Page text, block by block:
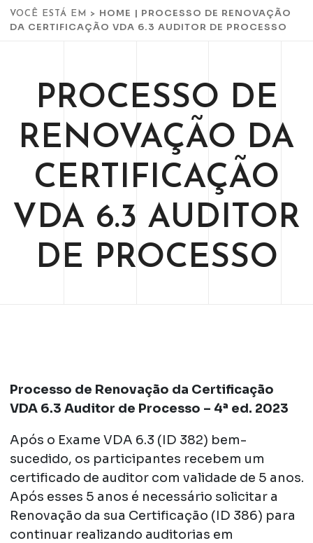
VOCÊ ESTÁ EM > HOME | PROCESSO DE RENOVAÇÃO
DA CERTIFICAÇÃO VDA 6.3 AUDITOR DE PROCESSO
PROCESSO DE
RENOVAÇÃO DA
CERTIFICAÇÃO
VDA 6.3 AUDITOR
DE PROCESSO
Processo de Renovação da Certificação
VDA 6.3 Auditor de Processo – 4ª ed. 2023
Após o Exame VDA 6.3 (ID 382) bem-
sucedido, os participantes recebem um
certificado de auditor com validade de 5 anos.
Após esses 5 anos é necessário solicitar a
Renovação da sua Certificação (ID 386) para
continuar realizando auditorias em